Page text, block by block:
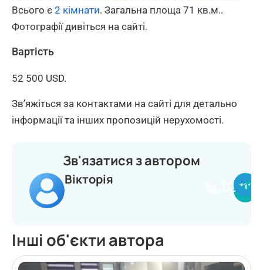
Всього є 2 кімнати. Загальна площа 71 кв.м..
Фотографії дивіться на сайті.
Вартість
52 500 USD.
Зв’яжіться за контактами на сайті для детально
інформації та інших пропозицій нерухомості.
Зв'язатися з автором
Вікторія
Інші об'єкти автора